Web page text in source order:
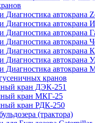
Диагностика автокрана
Диагностика автокрана
Диагностика автокрана
Диагностика автокрана
Диагностика автокрана
Диагностика автокрана
Диагностика автокрана
кранов
кран ДЭК-251
кран МКГ-25
кран РДК-250
(трактора)